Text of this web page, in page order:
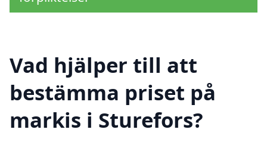
Vad hjälper till att
bestämma priset på
markis i Sturefors?